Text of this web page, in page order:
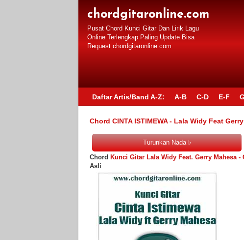
chordgitaronline.com
Pusat Chord Kunci Gitar Dan Lirik Lagu
Online Terlengkap Paling Update Bisa
Request chordgitaronline.com
Daftar Artis/Band A-Z: A-B C-D E-F
Chord CINTA ISTIMEWA - Lala Widy Feat
Chord Kunci Gitar Lala Widy Feat. Gerry Mahesa -
Asli